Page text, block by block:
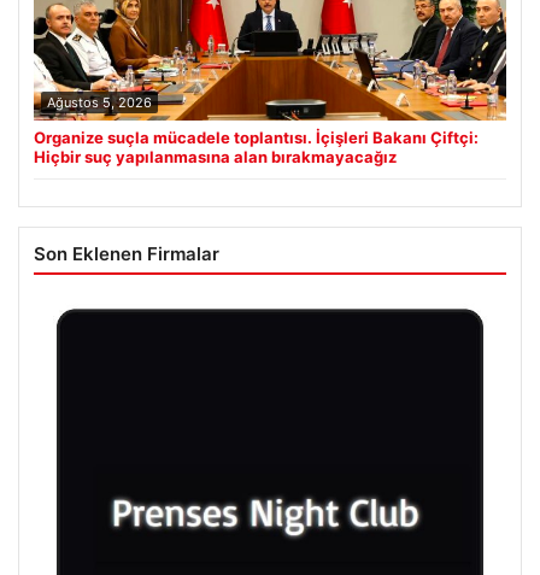
Ağustos 5, 2026
Organize suçla mücadele toplantısı. İçişleri Bakanı Çiftçi:
Hiçbir suç yapılanmasına alan bırakmayacağız
Son Eklenen Firmalar